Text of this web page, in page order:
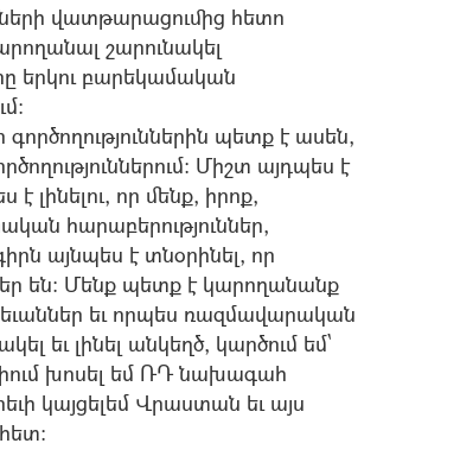
վատթարացումից հետո
շարունակել
երկու բարեկամական
պետք է ասեն,
Միշտ այդպես է
լինելու, որ մենք, իրոք,
հարաբերություններ,
այնպես է տնօրինել, որ
են: Մենք պետք է կարողանանք
եւ որպես ռազմավարական
եւ լինել անկեղծ, կարծում եմ`
խոսել եմ ՌԴ նախագահ
կայցելեմ Վրաստան եւ այս